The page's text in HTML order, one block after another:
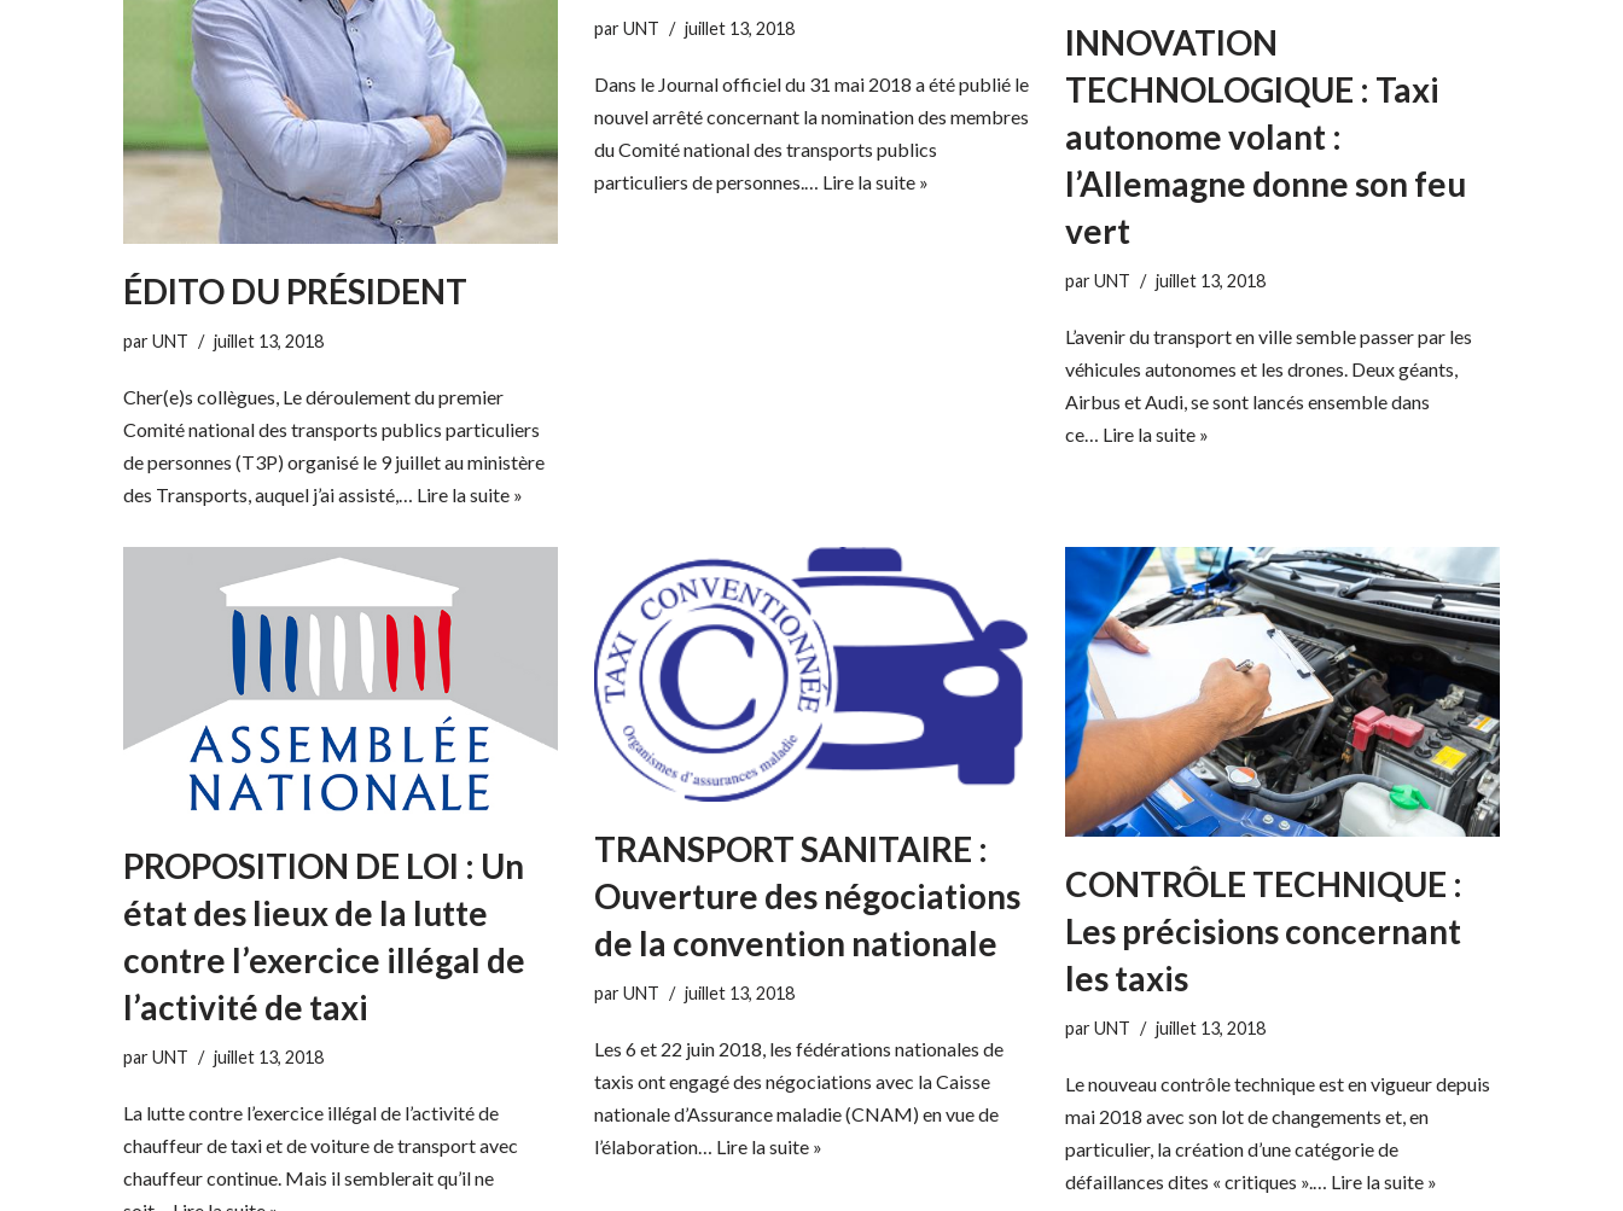
ÉDITO DU PRÉSIDENT
parUNT juillet 13, 2018
Cher(e)s collègues, Le déroulement du premier
Comité national des transports publics particuliers
de personnes (T3P) organisé le 9 juillet au ministère
des Transports, auquel j’ai assisté,… Lire la suite »
parUNT juillet 13, 2018
Dans le Journal officiel du 31 mai 2018 a été publié le
nouvel arrêté concernant la nomination des membres
du Comité national des transports publics
particuliers de personnes.… Lire la suite »
INNOVATION
TECHNOLOGIQUE : Taxi
autonome volant :
l’Allemagne donne son feu
vert
parUNT juillet 13, 2018
L’avenir du transport en ville semble passer par les
véhicules autonomes et les drones. Deux géants,
Airbus et Audi, se sont lancés ensemble dans
ce… Lire la suite »
PROPOSITION DE LOI : Un
état des lieux de la lutte
contre l’exercice illégal de
l’activité de taxi
parUNT juillet 13, 2018
La lutte contre l’exercice illégal de l’activité de
chauffeur de taxi et de voiture de transport avec
chauffeur continue. Mais il semblerait qu’il ne
TRANSPORT SANITAIRE :
Ouverture des négociations
de la convention nationale
parUNT juillet 13, 2018
Les 6 et 22 juin 2018, les fédérations nationales de
taxis ont engagé des négociations avec la Caisse
nationale d’Assurance maladie (CNAM) en vue de
l’élaboration… Lire la suite »
CONTRÔLE TECHNIQUE :
Les précisions concernant
les taxis
parUNT juillet 13, 2018
Le nouveau contrôle technique est en vigueur depuis
mai 2018 avec son lot de changements et, en
particulier, la création d’une catégorie de
défaillances dites « critiques ».… Lire la suite »